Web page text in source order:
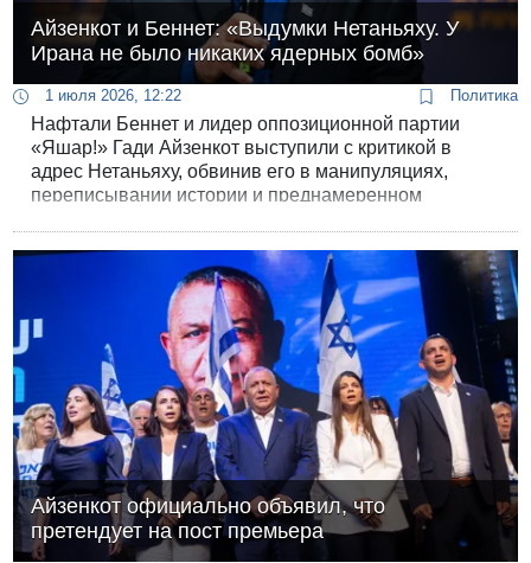
Айзенкот и Беннет: «Выдумки Нетаньяху. У
Ирана не было никаких ядерных бомб»
1 июля 2026, 12:22 Политика
Нафтали Беннет и лидер оппозиционной партии
«Яшар!» Гади Айзенкот выступили с критикой в
адрес Нетаньяху, обвинив его в манипуляциях,
переписывании истории и преднамеренном
котором он фактически объявил, что Тегеран уже
обладал готовым ядерным оружием.
Айзенкот официально объявил, что
претендует на пост премьера